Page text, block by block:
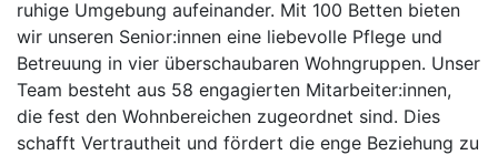
ruhige Umgebung aufeinander. Mit 100 Betten bieten
wir unseren Senior:innen eine liebevolle Pflege und
Betreuung in vier überschaubaren Wohngruppen. Unser
Team besteht aus 58 engagierten Mitarbeiter:innen,
die fest den Wohnbereichen zugeordnet sind. Dies
schafft Vertrautheit und fördert die enge Beziehung zu